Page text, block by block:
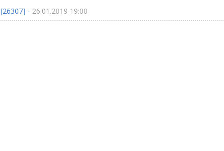
[26307] - 26.01.2019 19:00